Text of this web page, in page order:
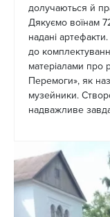
долучаються й
Дякуємо воїнам
надані
до
матеріалами про
Перемоги», як
музейники.
надважливе